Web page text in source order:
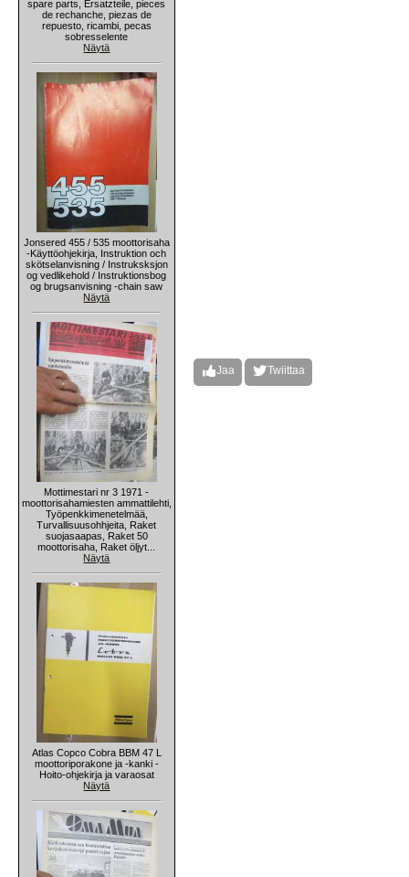
spare parts, Ersatzteile, pieces
de rechanche, piezas de
repuesto, ricambi, pecas
sobresselente
Näytä
Jonsered 455 / 535 moottorisaha
-Käyttöohjekirja, Instruktion och
skötselanvisning / Instruksksjon
og vedlikehold / Instruktionsbog
og brugsanvisning -chain saw
Näytä
Mottimestari nr 3 1971 -
moottorisahamiesten ammattilehti,
Työpenkkimenetelmää,
Turvallisuusohhjeita, Raket
suojasaapas, Raket 50
moottorisaha, Raket öljyt...
Näytä
Atlas Copco Cobra BBM 47 L
moottoriporakone ja -kanki -
Hoito-ohjekirja ja varaosat
Näytä
Jaa Twiittaa